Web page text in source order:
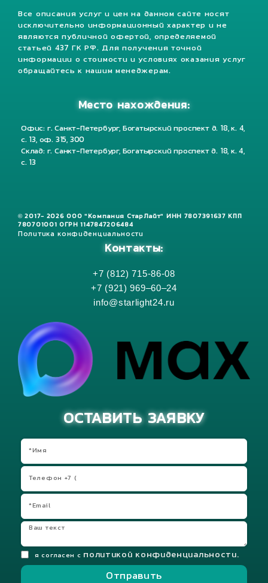
Все описания услуг и цен на данном сайте носят
исключительно информационный характер и не
являются публичной офертой, определяемой
статьей 437 ГК РФ. Для получения точной
информации о стоимости и условиях оказания услуг
обращайтесь к нашим менеджерам.
Место нахождения:
Офис: г. Санкт-Петербург, Богатырский проспект д. 18, к. 4,
с. 13, оф. 315, 300
Склад: г. Санкт-Петербург, Богатырский проспект д. 18, к. 4,
с. 13
© 2017- 2026 ООО "Компания СтарЛайт" ИНН 7807391637 КПП
780701001 ОГРН 1147847206484
Политика конфиденциальности
Контакты:
+7 (812) 715-86-08
+7 (921) 969–60–24
info@starlight24.ru
ОСТАВИТЬ ЗАЯВКУ
я согласен с политикой конфиденциальности.
Отправить